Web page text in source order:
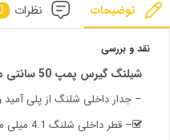
توضیحات نظرات
نقد و بررسی
شیلنگ گیرس پمپ 50 سانتی متری
– جدار داخلی شلنگ از پلی آمید
– قطر داخلی شلنگ 4.1 میلی متر و قطر خارجی 10.8 میلی متر